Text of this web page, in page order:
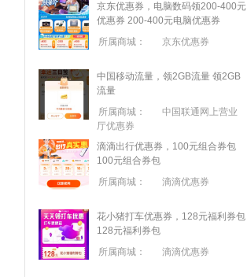
京东优惠券，电脑数码领200-400元
优惠券 200-400元电脑优惠券
所属商城：
京东优惠券
中国移动流量，领2GB流量 领2GB
流量
所属商城：
中国联通网上营业
厅优惠券
滴滴出行优惠券，100元组合券包
100元组合券包
所属商城：
滴滴优惠券
花小猪打车优惠券，128元福利券包
128元福利券包
所属商城：
滴滴优惠券